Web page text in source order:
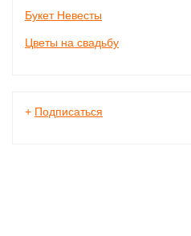
Букет Невесты
Цветы на свадьбу
+ Подписаться